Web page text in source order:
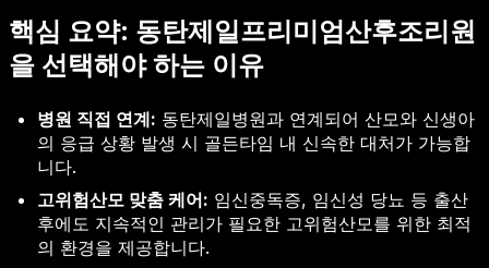
핵심 요약: 동탄제일프리미엄산후조리원
을 선택해야 하는 이유
병원 직접 연계: 동탄제일병원과 연계되어 산모와 신생아
의 응급 상황 발생 시 골든타임 내 신속한 대처가 가능합
니다.
고위험산모 맞춤 케어: 임신중독증, 임신성 당뇨 등 출산
후에도 지속적인 관리가 필요한 고위험산모를 위한 최적
의 환경을 제공합니다.